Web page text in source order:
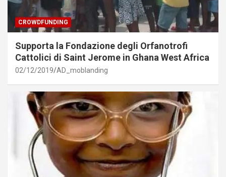
CROWDFUNDING
Supporta la Fondazione degli Orfanotrofi
Cattolici di Saint Jerome in Ghana West Africa
02/12/2019 AD_moblanding